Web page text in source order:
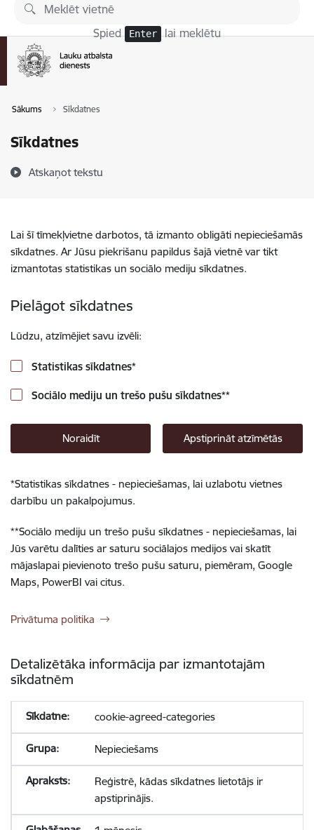
Pāriet uz lapas saturu
Spied Enter lai meklētu
Sākums Sīkdatnes
Sīkdatnes
Atskaņot tekstu
Lai šī tīmekļvietne darbotos, tā izmanto obligāti nepieciešamās
sīkdatnes. Ar Jūsu piekrišanu papildus šajā vietnē var tikt
izmantotas statistikas un sociālo mediju sīkdatnes.
Pielāgot sīkdatnes
Lūdzu, atzīmējiet savu izvēli:
Statistikas sīkdatnes*
Sociālo mediju un trešo pušu sīkdatnes**
Noraidīt Apstiprināt atzīmētās
*Statistikas sīkdatnes - nepieciešamas, lai uzlabotu vietnes
darbību un pakalpojumus.
**Sociālo mediju un trešo pušu sīkdatnes - nepieciešamas, lai
Jūs varētu dalīties ar saturu sociālajos medijos vai skatīt
mājaslapai pievienoto trešo pušu saturu, piemēram, Google
Maps, PowerBI vai citus.
Privātuma politika
Detalizētāka informācija par izmantotajām
sīkdatnēm
cookie-agreed-categories
Nepieciešams
Reģistrē, kādas sīkdatnes lietotājs ir
apstiprinājis.